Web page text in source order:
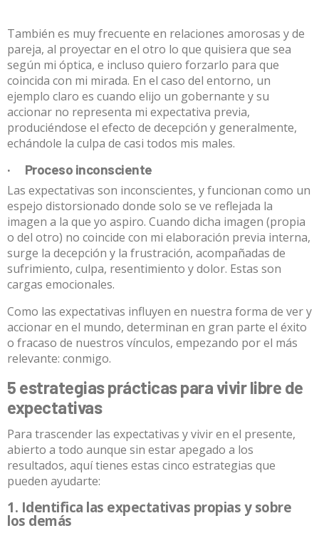
También es muy frecuente en relaciones amorosas y de
pareja, al proyectar en el otro lo que quisiera que sea
según mi óptica, e incluso quiero forzarlo para que
coincida con mi mirada. En el caso del entorno, un
ejemplo claro es cuando elijo un gobernante y su
accionar no representa mi expectativa previa,
produciéndose el efecto de decepción y generalmente,
echándole la culpa de casi todos mis males.
· Proceso inconsciente
Las expectativas son inconscientes, y funcionan como un
espejo distorsionado donde solo se ve reflejada la
imagen a la que yo aspiro. Cuando dicha imagen (propia
o del otro) no coincide con mi elaboración previa interna,
surge la decepción y la frustración, acompañadas de
sufrimiento, culpa, resentimiento y dolor. Estas son
cargas emocionales.
Como las expectativas influyen en nuestra forma de ver y
accionar en el mundo, determinan en gran parte el éxito
o fracaso de nuestros vínculos, empezando por el más
relevante: conmigo.
5 estrategias prácticas para vivir libre de
expectativas
Para trascender las expectativas y vivir en el presente,
abierto a todo aunque sin estar apegado a los
resultados, aquí tienes estas cinco estrategias que
pueden ayudarte:
1. Identifica las expectativas propias y sobre
los demás